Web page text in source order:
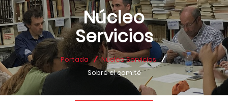
Núcleo
Servicios
Portada
Núcleo Servicios
Sobre el comité